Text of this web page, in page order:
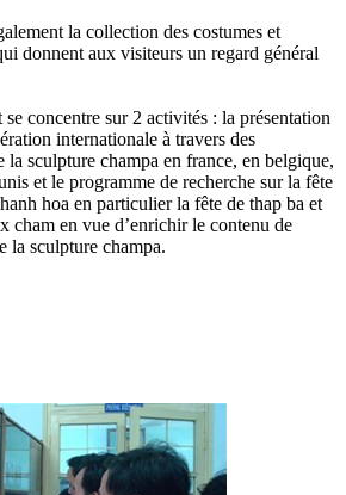
la collection des costumes et
donnent aux visiteurs un regard général
concentre sur 2 activités : la présentation
internationale à travers des
la sculpture champa en france, en belgique,
et le programme de recherche sur la fête
hoa en particulier la fête de thap ba et
cham en vue d’enrichir le contenu de
la sculpture champa.